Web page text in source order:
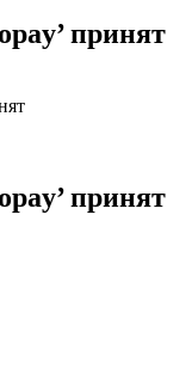
принят
принят